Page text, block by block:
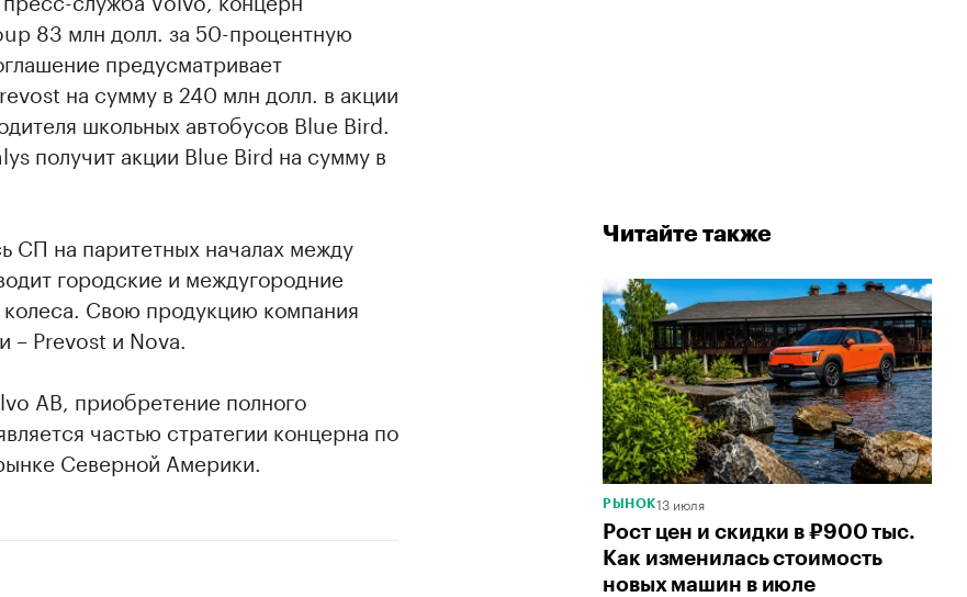
Читайте также
РЫНОК13 июля
Рост цен и скидки в ₽900 тыс.
Как изменилась стоимость
новых машин в июле
83 млн долл. за 50-процентную
предусматривает
на сумму в 240 млн долл. в акции
школьных автобусов Blue Bird.
получит акции Blue Bird на сумму в
СП на паритетных началах между
городские и междугородние
Свою продукцию компания
– Prevost и Nova.
AB, приобретение полного
частью стратегии концерна по
Северной Америки.